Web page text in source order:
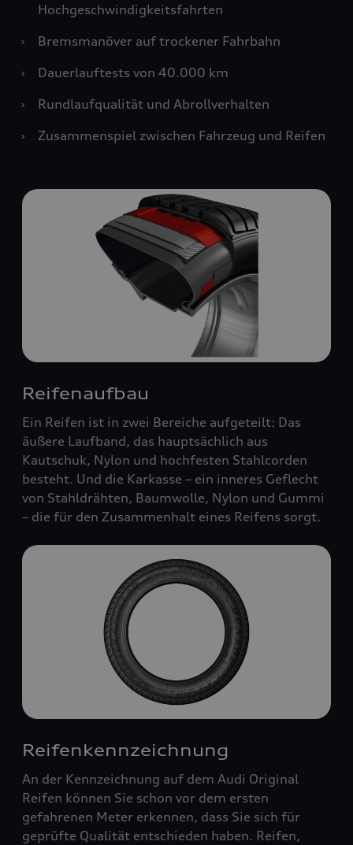
Hochgeschwindigkeitsfahrten
›
Bremsmanöver auf trockener Fahrbahn
›
Dauerlauftests von 40.000 km
›
Rundlaufqualität und Abrollverhalten
›
Zusammenspiel zwischen Fahrzeug und Reifen
Reifenaufbau
Ein Reifen ist in zwei Bereiche aufgeteilt: Das
äußere Laufband, das hauptsächlich aus
Kautschuk, Nylon und hochfesten Stahlcorden
besteht. Und die Karkasse – ein inneres Geflecht
von Stahldrähten, Baumwolle, Nylon und Gummi
– die für den Zusammenhalt eines Reifens sorgt.
Reifenkennzeichnung
An der Kennzeichnung auf dem Audi Original
Reifen können Sie schon vor dem ersten
gefahrenen Meter erkennen, dass Sie sich für
geprüfte Qualität entschieden haben. Reifen,